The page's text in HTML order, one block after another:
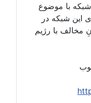
موضوع
در
با رژیم